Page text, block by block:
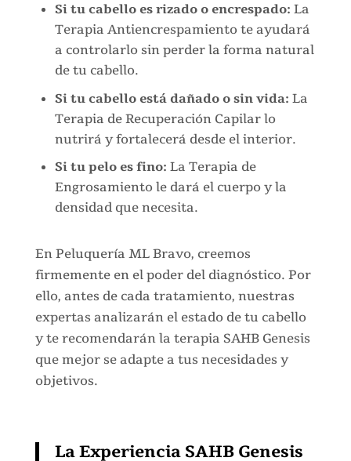
Si tu cabello es rizado o encrespado: La
Terapia Antiencrespamiento te ayudará
a controlarlo sin perder la forma natural
de tu cabello.
Si tu cabello está dañado o sin vida: La
Terapia de Recuperación Capilar lo
nutrirá y fortalecerá desde el interior.
Si tu pelo es fino: La Terapia de
Engrosamiento le dará el cuerpo y la
densidad que necesita.
En Peluquería ML Bravo, creemos
firmemente en el poder del diagnóstico. Por
ello, antes de cada tratamiento, nuestras
expertas analizarán el estado de tu cabello
y te recomendarán la terapia SAHB Genesis
que mejor se adapte a tus necesidades y
objetivos.
La Experiencia SAHB Genesis